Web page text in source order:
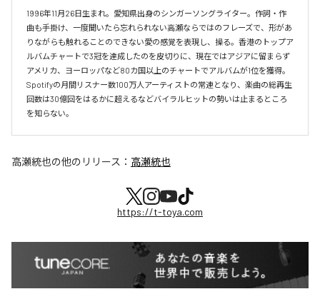
1996年11月26日生まれ。愛知県出身のシンガーソングライター。作詞・作
曲も手掛け、一度聞いたら忘れられない高瀬ならではのフレーズで、形があ
りながらも触れることのできない愛の感覚を表現し、操る。香港のトップア
ルバムチャートで3冠を達成したのを皮切りに、現在ではアジアに留まらず
アメリカ、ヨーロッパなど80カ国以上のチャートでアルバムが1位を獲得。
Spotifyの月間リスナー数100万人アーティストの常連となり、楽曲の総再生
回数は30億回をはるかに超えるなどバイラルヒットの勢いは止まるところ
を知らない。
高瀬統也の他のリリース： 高瀬統也
https://t-toya.com